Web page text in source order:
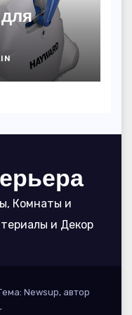
7
Комнаты и
и Декор
Newsup, автор